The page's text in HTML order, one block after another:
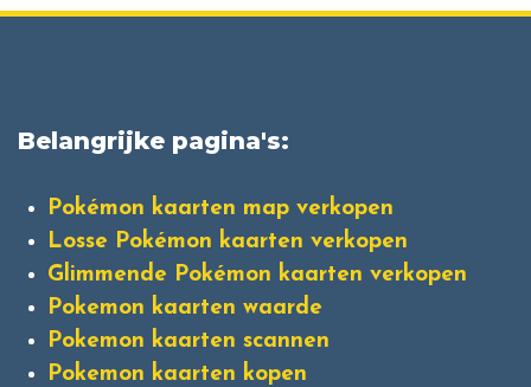
Belangrijke pagina's:
Pokémon kaarten map verkopen
Losse Pokémon kaarten verkopen
Glimmende Pokémon kaarten verkopen
Pokemon kaarten waarde
Pokemon kaarten scannen
Pokemon kaarten kopen